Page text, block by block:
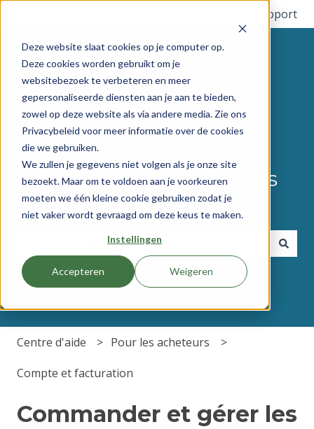
Deze website slaat cookies op je computer op.
Deze cookies worden gebruikt om je
websitebezoek te verbeteren en meer
gepersonaliseerde diensten aan je aan te bieden,
zowel op deze website als via andere media. Zie ons
Privacybeleid voor meer informatie over de cookies
die we gebruiken.
We zullen je gegevens niet volgen als je onze site
bezoekt. Maar om te voldoen aan je voorkeuren
moeten we één kleine cookie gebruiken zodat je
niet vaker wordt gevraagd om deze keus te maken.
Instellingen
Accepteren Weigeren
Afficher le sous-menu pour les traductions
Plus de support
Comment pouvons-nous
vous aider ?
Il n'y a aucune suggestion car le champ de
Centre d'aide Pour les acheteurs
Compte et facturation
Commander et gérer les